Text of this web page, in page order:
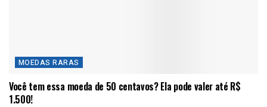
MOEDAS RARAS
Você tem essa moeda de 50 centavos? Ela pode valer até R$
1.500!